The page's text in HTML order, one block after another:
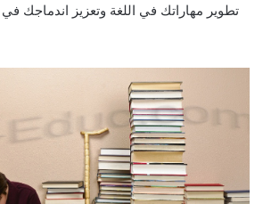
تطوير مهاراتك في اللغة وتعزيز اندماجك في